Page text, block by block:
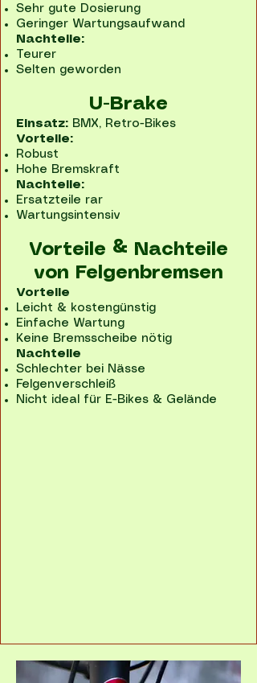
Sehr gute Dosierung
Geringer Wartungsaufwand
Nachteile:
Teurer
Selten geworden
U-Brake
Einsatz: BMX, Retro-Bikes
Vorteile:
Robust
Hohe Bremskraft
Nachteile:
Ersatzteile rar
Wartungsintensiv
Vorteile & Nachteile
von Felgenbremsen
Vorteile
Leicht & kostengünstig
Einfache Wartung
Keine Bremsscheibe nötig
Nachteile
Schlechter bei Nässe
Felgenverschleiß
Nicht ideal für E-Bikes & Gelände